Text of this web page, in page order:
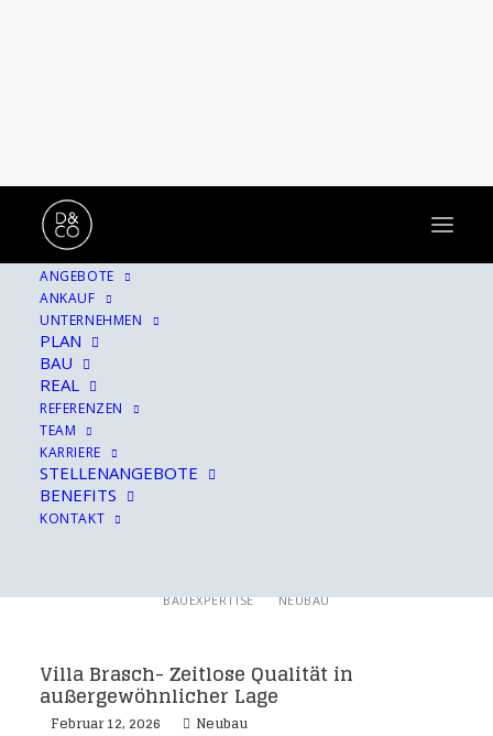
ANGEBOTE
ANKAUF
UNTERNEHMEN
PLAN
BAU
REAL
REFERENZEN
TEAM
KARRIERE
STELLENANGEBOTE
BENEFITS
KONTAKT
Hinter allem verbirgt
sich eine Geschichte.
BAUEXPERTISE
NEUBAU
Villa Brasch- Zeitlose Qualität in
außergewöhnlicher Lage
Februar 12, 2026 Neubau